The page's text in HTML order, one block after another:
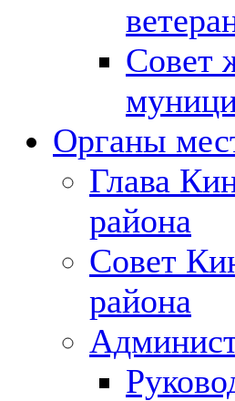
Совет
Органы
Глава
района
Совет
района